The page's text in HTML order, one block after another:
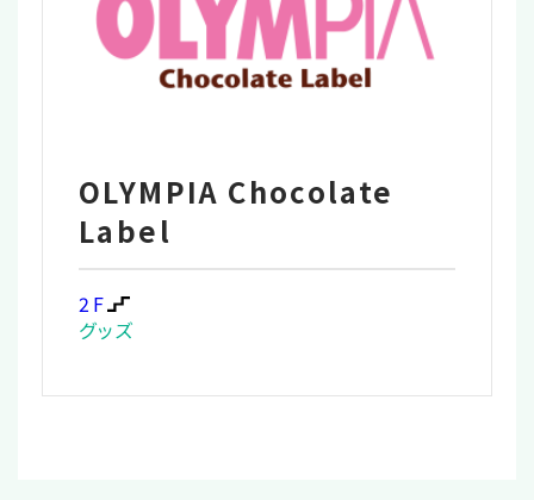
OLYMPIA Chocolate
Label
2F
グッズ